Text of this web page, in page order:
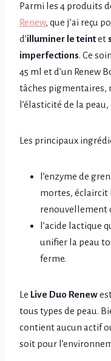
Parmi les 4 produits
Renew, que j’ai reçu
d’illuminer le teintet
imperfections. Ce
45 ml et d’un Renew
tâches pigmentaires,
l’élasticité de la
Les principaux
l’enzyme de
mortes, éclaircit
renouvellement
l’acide lactique
unifier la peau
ferme.
Le Live Duo Renew
tous types de peau.
contient aucun actif
soit pour